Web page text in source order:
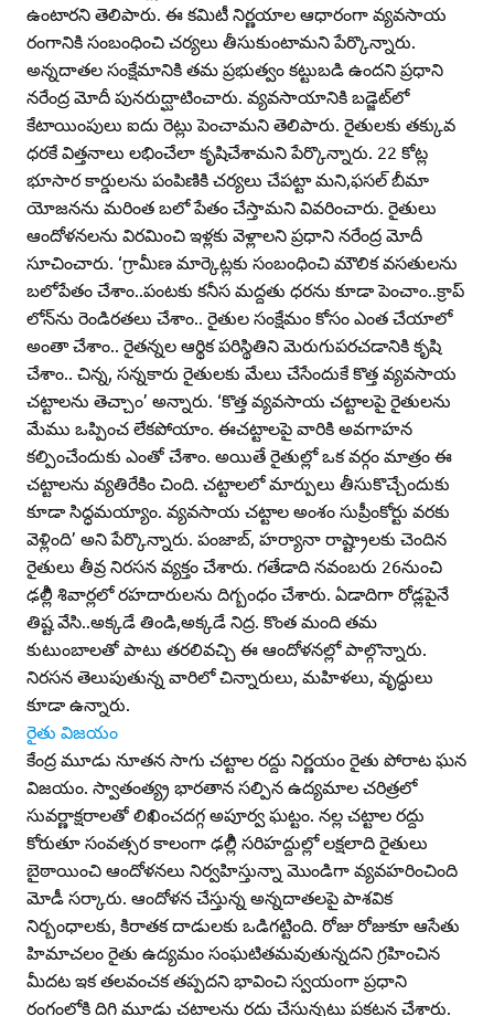
ఉంటారని తెలిపారు. ఈ కమిటీ నిర్ణయాల ఆధారంగా వ్యవసాయ
రంగానికి సంబంధించి చర్యలు తీసుకుంటామని పేర్కొన్నారు.
అన్నదాతల సంక్షేమానికి తమ ప్రభుత్వం కట్టుబడి ఉందని ప్రధాని
నరేంద్ర మోదీ పునరుద్ఘాటించారు. వ్యవసాయానికి బడ్జెట్‌లో
కేటాయింపులు ఐదు రెట్లు పెంచామని తెలిపారు. రైతులకు తక్కువ
ధరకే విత్తనాలు లభించేలా కృషిచేశామని పేర్కొన్నారు. 22 కోట్ల
భూసార కార్డులను పంపిణికి చర్యలు చేపట్టా మని,ఫసల్‌ బీమా
యోజనను మరింత బలో పేతం చేస్తామని వివరించారు. రైతులు
ఆందోళనలను విరమించి ఇళ్లకు వెళ్లాలని ప్రధాని నరేంద్ర మోదీ
సూచించారు. ‘గ్రామీణ మార్కెట్లకు సంబంధించి మౌలిక వసతులను
బలోపేతం చేశాం..పంటకు కనీస మద్దతు ధరను కూడా పెంచాం..క్రాప్‌
లోన్‌ను రెండిరతలు చేశాం.. రైతుల సంక్షేమం కోసం ఎంత చేయాలో
అంతా చేశాం.. రైతన్నల ఆర్థిక పరిస్థితిని మెరుగుపరచడానికి కృషి
చేశాం.. చిన్న, సన్నకారు రైతులకు మేలు చేసేందుకే కొత్త వ్యవసాయ
చట్టాలను తెచ్చాం’ అన్నారు. ‘కొత్త వ్యవసాయ చట్టాలపై రైతులను
మేము ఒప్పించ లేకపోయాం. ఈచట్టాలపై వారికి అవగాహన
కల్పించేందుకు ఎంతో చేశాం. అయితే రైతుల్లో ఒక వర్గం మాత్రం ఈ
చట్టాలను వ్యతిరేకిం చింది. చట్టాలలో మార్పులు తీసుకొచ్చేందుకు
కూడా సిద్ధమయ్యాం. వ్యవసాయ చట్టాల అంశం సుప్రీంకోర్టు వరకు
వెళ్లింది’ అని పేర్కొన్నారు. పంజాబ్‌, హర్యానా రాష్ట్రాలకు చెందిన
రైతులు తీవ్ర నిరసన వ్యక్తం చేశారు. గతేడాది నవంబరు 26నుంచి
ఢల్లీి శివార్లలో రహదారులను దిగ్బంధం చేశారు. ఏడాదిగా రోడ్లపైనే
తిష్ట వేసి..అక్కడే తిండి,అక్కడే నిద్ర. కొంత మంది తమ
కుటుంబాలతో పాటు తరలివచ్చి ఈ ఆందోళనల్లో పాల్గొన్నారు.
నిరసన తెలుపుతున్న వారిలో చిన్నారులు, మహిళలు, వృద్ధులు
కూడా ఉన్నారు.
రైతు విజయం
కేంద్ర మూడు నూతన సాగు చట్టాల రద్దు నిర్ణయం రైతు పోరాట ఘన
విజయం. స్వాతంత్య్ర భారతాన సల్పిన ఉద్యమాల చరిత్రలో
సువర్ణాక్షరాలతో లిఖించదగ్గ అపూర్వ ఘట్టం. నల్ల చట్టాల రద్దు
కోరుతూ సంవత్సర కాలంగా ఢల్లీి సరిహద్దుల్లో లక్షలాది రైతులు
బైఠాయించి ఆందోళనలు నిర్వహిస్తున్నా మొండిగా వ్యవహరించింది
మోడీ సర్కారు. ఆందోళన చేస్తున్న అన్నదాతలపై పాశవిక
నిర్బంధాలకు, కిరాతక దాడులకు ఒడిగట్టింది. రోజు రోజుకూ ఆసేతు
హిమాచలం రైతు ఉద్యమం సంఘటితమవుతున్నదని గ్రహించిన
మీదట ఇక తలవంచక తప్పదని భావించి స్వయంగా ప్రధాని
రంగంలోకి దిగి మూడు చట్టాలను రద్దు చేస్తున్నట్లు ప్రకటన చేశారు.